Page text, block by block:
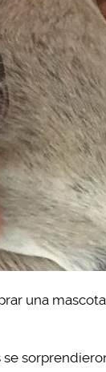
una mascota